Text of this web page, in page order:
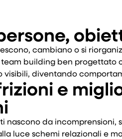
cambiano o si
team building ben
visibili, diventando
e
nascono da incomprensioni,
luce schemi relazionali e